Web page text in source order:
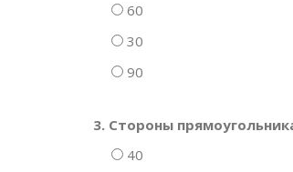
60
30
90
3. Стороны
40